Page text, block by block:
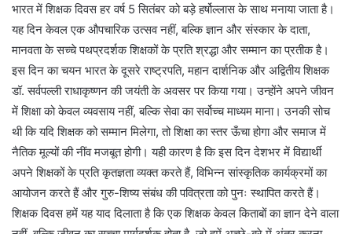
भारत में शिक्षक दिवस हर वर्ष 5 सितंबर को बड़े हर्षोल्लास के साथ मनाया जाता है।
यह दिन केवल एक औपचारिक उत्सव नहीं, बल्कि ज्ञान और संस्कार के दाता,
मानवता के सच्चे पथप्रदर्शक शिक्षकों के प्रति श्रद्धा और सम्मान का प्रतीक है।
इस दिन का चयन भारत के दूसरे राष्ट्रपति, महान दार्शनिक और अद्वितीय शिक्षक
डॉ. सर्वपल्ली राधाकृष्णन की जयंती के अवसर पर किया गया। उन्होंने अपने जीवन
में शिक्षा को केवल व्यवसाय नहीं, बल्कि सेवा का सर्वोच्च माध्यम माना। उनकी सोच
थी कि यदि शिक्षक को सम्मान मिलेगा, तो शिक्षा का स्तर ऊँचा होगा और समाज में
नैतिक मूल्यों की नींव मजबूत होगी। यही कारण है कि इस दिन देशभर में विद्यार्थी
अपने शिक्षकों के प्रति कृतज्ञता व्यक्त करते हैं, विभिन्न सांस्कृतिक कार्यक्रमों का
आयोजन करते हैं और गुरु-शिष्य संबंध की पवित्रता को पुनः स्थापित करते हैं।
शिक्षक दिवस हमें यह याद दिलाता है कि एक शिक्षक केवल किताबों का ज्ञान देने वाला